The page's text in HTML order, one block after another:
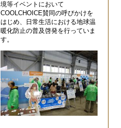
境等イベントにおいて
COOLCHOICE賛同の呼びかけを
はじめ、日常生活における地球温
暖化防止の普及啓発を行っていま
す。